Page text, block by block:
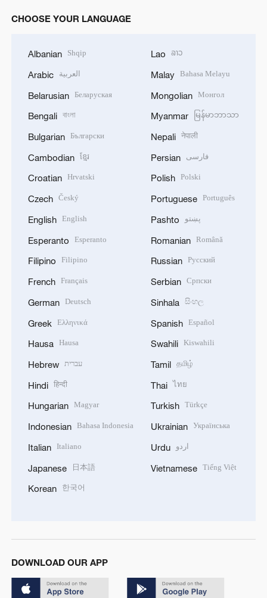
CHOOSE YOUR LANGUAGE
Albanian Shqip
Arabic العربية
Belarusian Беларуская
Bengali বাংলা
Bulgarian Български
Cambodian ខ្មែរ
Croatian Hrvatski
Czech Český
English English
Esperanto Esperanto
Filipino Filipino
French Français
German Deutsch
Greek Ελληνικά
Hausa Hausa
Hebrew עברית
Hindi हिन्दी
Hungarian Magyar
Indonesian Bahasa Indonesia
Italian Italiano
Japanese 日本語
Korean 한국어
Lao ລາວ
Malay Bahasa Melayu
Mongolian Монгол
Myanmar မြန်မာဘာသာ
Nepali नेपाली
Persian فارسی
Polish Polski
Portuguese Português
Pashto پښتو
Romanian Română
Russian Русский
Serbian Српски
Sinhala සිංහල
Spanish Español
Swahili Kiswahili
Tamil தமிழ்
Thai ไทย
Turkish Türkçe
Ukrainian Українська
Urdu اردو
Vietnamese Tiếng Việt
DOWNLOAD OUR APP